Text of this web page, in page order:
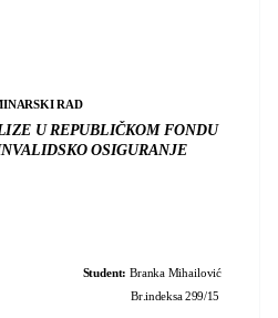
RAD
U REPUBLIČKOM FONDU
OSIGURANJE
Student: Branka Mihailović
299/15